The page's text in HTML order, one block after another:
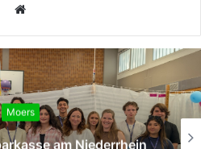
Webseite
am Niederrhein